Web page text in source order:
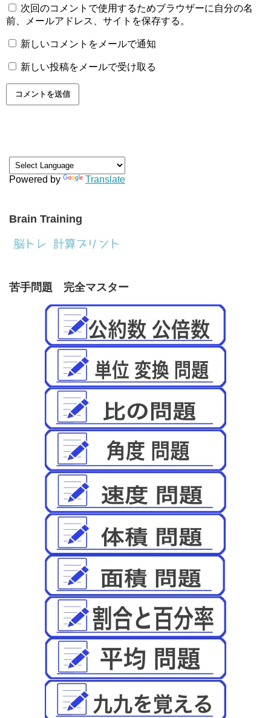
次回のコメントで使用するためブラウザーに自分の名
前、メールアドレス、サイトを保存する。
新しいコメントをメールで通知
新しい投稿をメールで受け取る
Powered by Translate
Brain Training
苦手問題 完全マスター